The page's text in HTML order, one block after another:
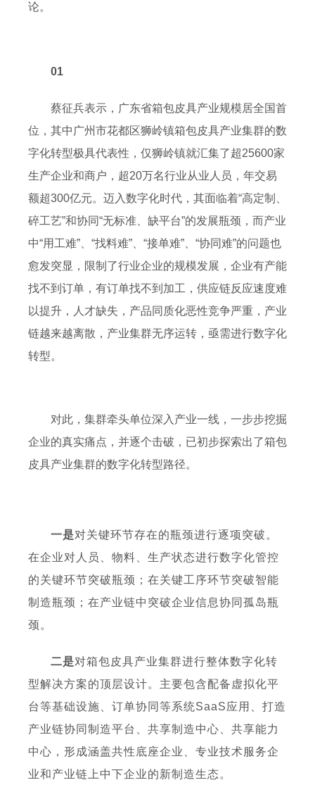
论。
01
蔡征兵表示，广东省箱包皮具产业规模居全国首
位，其中广州市花都区狮岭镇箱包皮具产业集群的数
字化转型极具代表性，仅狮岭镇就汇集了超25600家
生产企业和商户，超20万名行业从业人员，年交易
额超300亿元。迈入数字化时代，其面临着“高定制、
碎工艺”和协同“无标准、缺平台”的发展瓶颈，而产业
中“用工难”、“找料难”、“接单难”、“协同难”的问题也
愈发突显，限制了行业企业的规模发展，企业有产能
找不到订单，有订单找不到加工，供应链反应速度难
以提升，人才缺失，产品同质化恶性竞争严重，产业
链越来越离散，产业集群无序运转，亟需进行数字化
转型。
对此，集群牵头单位深入产业一线，一步步挖掘
企业的真实痛点，并逐个击破，已初步探索出了箱包
皮具产业集群的数字化转型路径。
一是对关键环节存在的瓶颈进行逐项突破。
在企业对人员、物料、生产状态进行数字化管控
的关键环节突破瓶颈；在关键工序环节突破智能
制造瓶颈；在产业链中突破企业信息协同孤岛瓶
颈。
二是对箱包皮具产业集群进行整体数字化转
型解决方案的顶层设计。主要包含配备虚拟化平
台等基础设施、订单协同等系统SaaS应用、打造
产业链协同制造平台、共享制造中心、共享能力
中心，形成涵盖共性底座企业、专业技术服务企
业和产业链上中下企业的新制造生态。